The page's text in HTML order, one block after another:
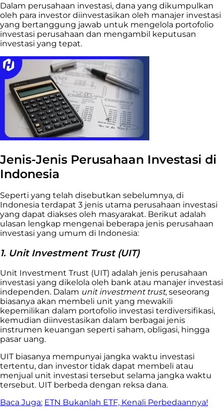
Dalam perusahaan investasi, dana yang dikumpulkan
oleh para investor diinvestasikan oleh manajer investasi
yang bertanggung jawab untuk mengelola portofolio
investasi perusahaan dan mengambil keputusan
investasi yang tepat.
Jenis-Jenis Perusahaan Investasi di
Indonesia
Seperti yang telah disebutkan sebelumnya, di
Indonesia terdapat 3 jenis utama perusahaan investasi
yang dapat diakses oleh masyarakat. Berikut adalah
ulasan lengkap mengenai beberapa jenis perusahaan
investasi yang umum di Indonesia:
1. Unit Investment Trust (UIT)
Unit Investment Trust (UIT) adalah jenis perusahaan
investasi yang dikelola oleh bank atau manajer investasi
independen. Dalam unit investment trust, seseorang
biasanya akan membeli unit yang mewakili
kepemilikan dalam portofolio investasi terdiversifikasi,
kemudian diinvestasikan dalam berbagai jenis
instrumen keuangan seperti saham, obligasi, hingga
pasar uang.
UIT biasanya mempunyai jangka waktu investasi
tertentu, dan investor tidak dapat membeli atau
menjual unit investasi tersebut selama jangka waktu
tersebut. UIT berbeda dengan reksa dana.
Baca Juga: ETN Bukanlah ETF, Kenali Perbedaannya!